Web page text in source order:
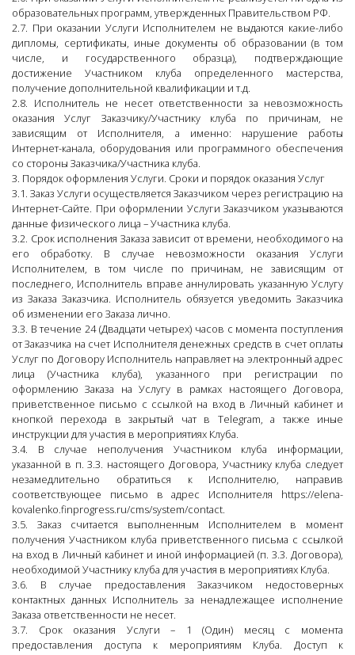
образовательных программ, утвержденных Правительством РФ.
2.7. При оказании Услуги Исполнителем не выдаются какие-либо
дипломы, сертификаты, иные документы об образовании (в том
числе, и государственного образца), подтверждающие
достижение Участником клуба определенного мастерства,
получение дополнительной квалификации и т.д.
2.8. Исполнитель не несет ответственности за невозможность
оказания Услуг Заказчику/Участнику клуба по причинам, не
зависящим от Исполнителя, а именно: нарушение работы
Интернет-канала, оборудования или программного обеспечения
со стороны Заказчика/Участника клуба.
3. Порядок оформления Услуги. Сроки и порядок оказания Услуг
3.1. Заказ Услуги осуществляется Заказчиком через регистрацию на
Интернет-Сайте. При оформлении Услуги Заказчиком указываются
данные физического лица – Участника клуба.
3.2. Срок исполнения Заказа зависит от времени, необходимого на
его обработку. В случае невозможности оказания Услуги
Исполнителем, в том числе по причинам, не зависящим от
последнего, Исполнитель вправе аннулировать указанную Услугу
из Заказа Заказчика. Исполнитель обязуется уведомить Заказчика
об изменении его Заказа лично.
3.3. В течение 24 (Двадцати четырех) часов с момента поступления
от Заказчика на счет Исполнителя денежных средств в счет оплаты
Услуг по Договору Исполнитель направляет на электронный адрес
лица (Участника клуба), указанного при регистрации по
оформлению Заказа на Услугу в рамках настоящего Договора,
приветственное письмо с ссылкой на вход в Личный кабинет и
кнопкой перехода в закрытый чат в Telegram, а также иные
инструкции для участия в мероприятиях Клуба.
3.4. В случае неполучения Участником клуба информации,
указанной в п. 3.3. настоящего Договора, Участнику клуба следует
незамедлительно обратиться к Исполнителю, направив
соответствующее письмо в адрес Исполнителя https://elena-
kovalenko.finprogress.ru/cms/system/contact.
3.5. Заказ считается выполненным Исполнителем в момент
получения Участником клуба приветственного письма с ссылкой
на вход в Личный кабинет и иной информацией (п. 3.3. Договора),
необходимой Участнику клуба для участия в мероприятиях Клуба.
3.6. В случае предоставления Заказчиком недостоверных
контактных данных Исполнитель за ненадлежащее исполнение
Заказа ответственности не несет.
3.7. Срок оказания Услуги – 1 (Один) месяц с момента
предоставления доступа к мероприятиям Клуба. Доступ к